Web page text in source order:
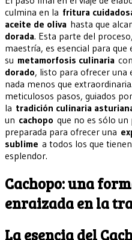
culmina en la fritura
aceite de oliva hasta que
dorada. Esta parte del
maestría, es esencial para que
su metamorfosis culinaria
dorado, listo para ofrecer una
nada menos que
meticulosos pasos, guiados
la tradición culinaria
un cachopo que no es sólo
preparada para ofrecer una
sublime a todos los que
esplendor.
Cachopo: una
enraizada en la
La esencia del